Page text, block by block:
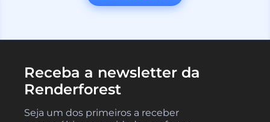
Receba a newsletter da
Renderforest
Seja um dos primeiros a receber